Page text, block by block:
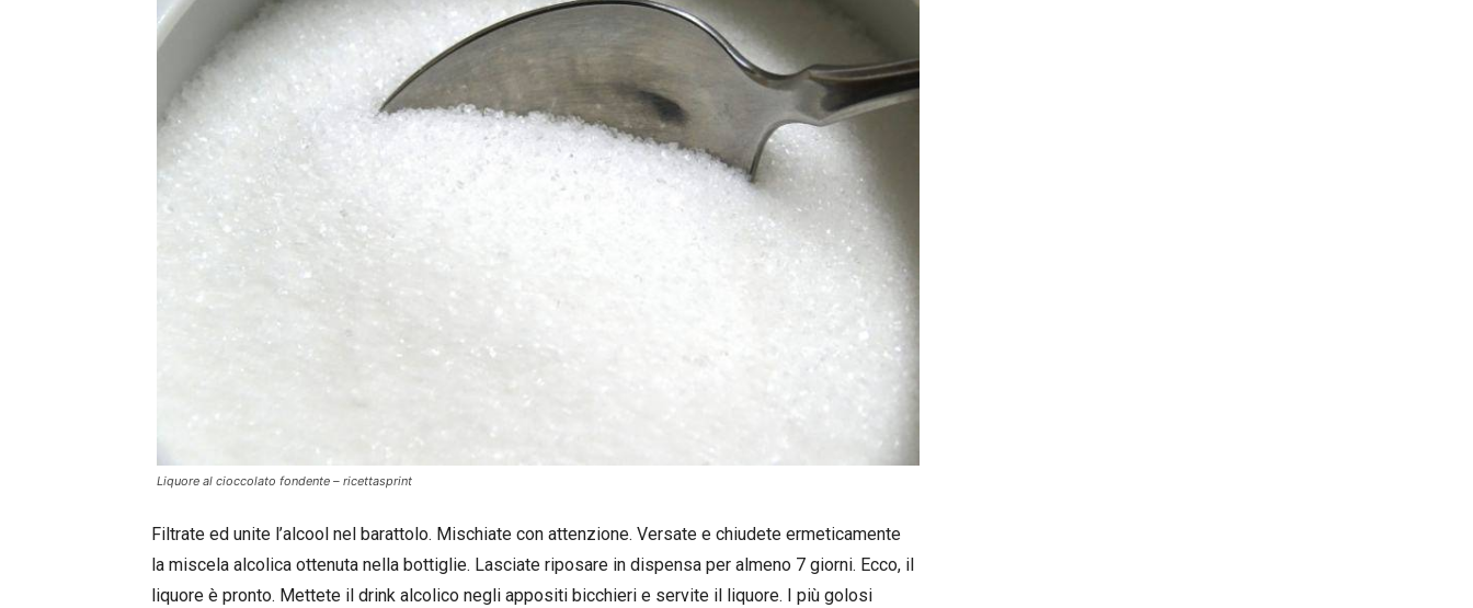
Liquore al cioccolato fondente – ricettasprint
Filtrate ed unite l’alcool nel barattolo. Mischiate con attenzione. Versate e chiudete ermeticamente
la miscela alcolica ottenuta nella bottiglie. Lasciate riposare in dispensa per almeno 7 giorni. Ecco, il
liquore è pronto. Mettete il drink alcolico negli appositi bicchieri e servite il liquore. I più golosi